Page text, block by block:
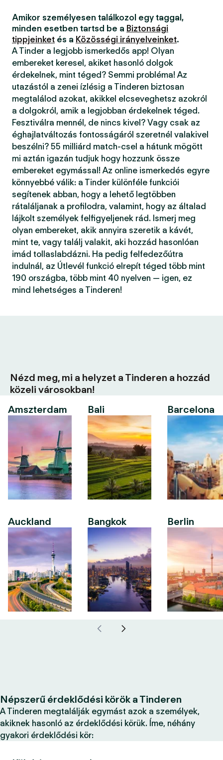
Amikor személyesen találkozol egy taggal,
minden esetben tartsd be a Biztonsági
tippjeinket és a Közösségi irányelveinket.
A Tinder a legjobb ismerkedős app! Olyan
embereket keresel, akiket hasonló dolgok
érdekelnek, mint téged? Semmi probléma! Az
utazástól a zenei ízlésig a Tinderen biztosan
megtalálod azokat, akikkel elcseveghetsz azokról
a dolgokról, amik a legjobban érdekelnek téged.
Fesztiválra mennél, de nincs kivel? Vagy csak az
éghajlatváltozás fontosságáról szeretnél valakivel
beszélni? 55 milliárd match-csel a hátunk mögött
mi aztán igazán tudjuk hogy hozzunk össze
embereket egymással! Az online ismerkedés egyre
könnyebbé válik: a Tinder különféle funkciói
segítenek abban, hogy a lehető legtöbben
rátaláljanak a profilodra, valamint, hogy az általad
lájkolt személyek felfigyeljenek rád. Ismerj meg
olyan embereket, akik annyira szeretik a kávét,
mint te, vagy találj valakit, aki hozzád hasonlóan
imád tollaslabdázni. Ha pedig felfedezőútra
indulnál, az Útlevél funkció elrepít téged több mint
190 országba, több mint 40 nyelven — igen, ez
mind lehetséges a Tinderen!
Nézd meg, mi a helyzet a Tinderen a hozzád
közeli városokban!
Amszterdam
Auckland
Bali
Bangkok
Barcelona
Berlin
Népszerű érdeklődési körök a Tinderen
A Tinderen megtalálják egymást azok a személyek,
akiknek hasonló az érdeklődési körük. Íme, néhány
gyakori érdeklődési kör: